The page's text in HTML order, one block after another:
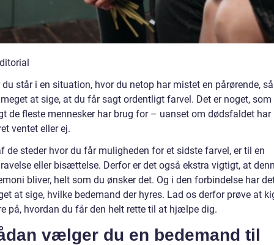
du står i en situation, hvor du netop har mistet en pårørende,
at sige, at du får sagt ordentligt farvel. Det er noget, som
de fleste mennesker har brug for – uanset om dødsfaldet har
ventet eller ej.
de steder hvor du får muligheden for et sidste farvel, er til en
eller bisættelse. Derfor er det også ekstra vigtigt, at
bliver, helt som du ønsker det. Og i den forbindelse har
at sige, hvilke bedemand der hyres. Lad os derfor prøve at
på, hvordan du får den helt rette til at hjælpe dig.
vælger du en bedemand til